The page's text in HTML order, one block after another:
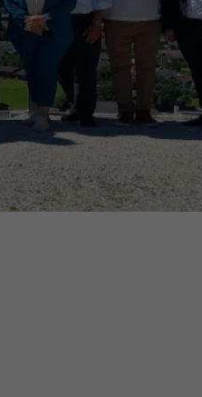
AdA 34d
Sachkundeprüfung